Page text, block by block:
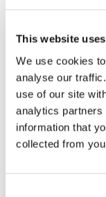
This website
We use cookies
analyse our
use of our site
analytics partners
information that
collected from
Zugehörige